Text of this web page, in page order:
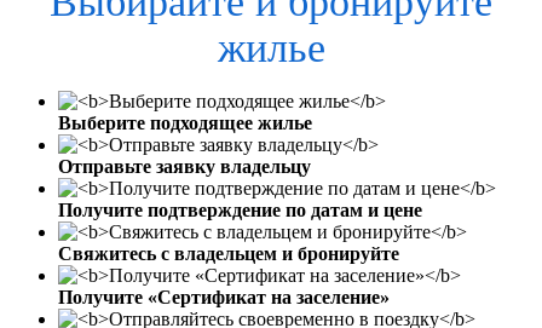
жилье
Выберите подходящее жилье
Отправьте заявку владельцу
Получите подтверждение по датам и цене
Свяжитесь с владельцем и бронируйте
Получите «Сертификат на заселение»